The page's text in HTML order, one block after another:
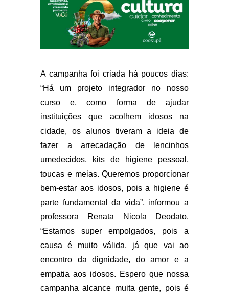
A campanha foi criada há poucos dias:
“Há um projeto integrador no nosso
curso e, como forma de ajudar
instituições que acolhem idosos na
cidade, os alunos tiveram a ideia de
fazer a arrecadação de lencinhos
umedecidos, kits de higiene pessoal,
toucas e meias. Queremos proporcionar
bem-estar aos idosos, pois a higiene é
parte fundamental da vida”, informou a
professora Renata Nicola Deodato.
“Estamos super empolgados, pois a
causa é muito válida, já que vai ao
encontro da dignidade, do amor e a
empatia aos idosos. Espero que nossa
campanha alcance muita gente, pois é